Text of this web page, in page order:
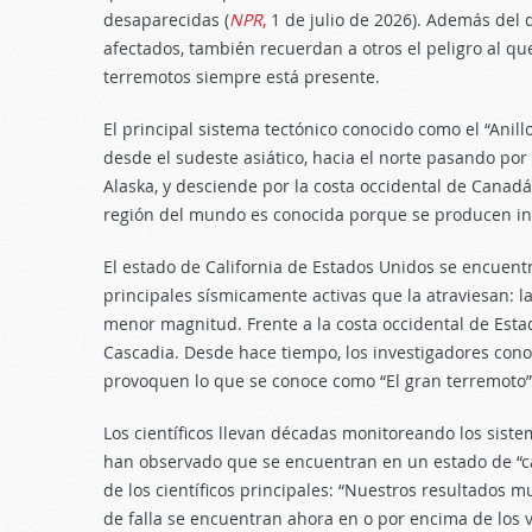
desaparecidas (NPR, 1 de julio de 2026). Además
afectados, también recuerdan a otros el peligro al
terremotos siempre está presente.
El principal sistema tectónico conocido como el
desde el sudeste asiático, hacia el norte pasando
Alaska, y desciende por la costa occidental de
región del mundo es conocida porque se producen
El estado de California de Estados Unidos se
principales sísmicamente activas que la atraviesan:
menor magnitud. Frente a la costa occidental de
Cascadia. Desde hace tiempo, los investigadores
provoquen lo que se conoce como “El gran
Los científicos llevan décadas monitoreando los
han observado que se encuentran en un estado de
de los científicos principales: “Nuestros resultados
de falla se encuentran ahora en o por encima de